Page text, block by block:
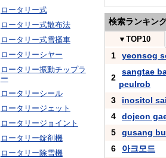
ロータリー式
ロータリー式散布法
ロータリー式雪掻車
ロータリーシヤー
ロータリー振動チップラ
ー
ロータリーシール
ロータリージェット
ロータリージョイント
ロータリー錠剤機
ロータリー除雪機
検索ランキン
▼ TOP10
1 yeonsog
2
sangtae
peulrob
3
inositol
4
dojeon
5
gusang
6
아크모드